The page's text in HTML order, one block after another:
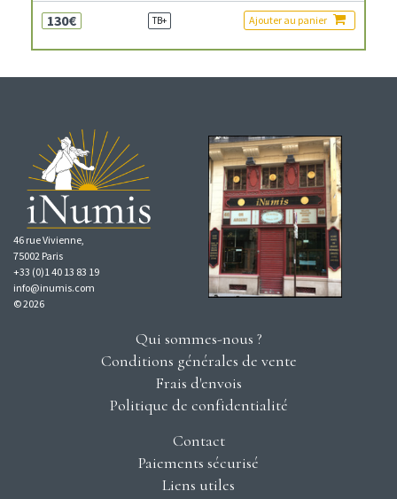
130€ TB+ Ajouter au panier
46 rue Vivienne,
75002 Paris
+33 (0)1 40 13 83 19
info@inumis.com
© 2026
Qui sommes-nous ?
Conditions générales de vente
Frais d'envois
Politique de confidentialité
Contact
Paiements sécurisé
Liens utiles